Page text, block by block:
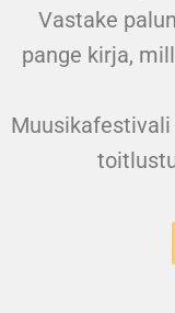
Vastake
pange kirja,